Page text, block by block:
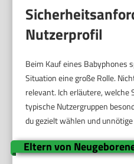
Nutzerprofil
Beim Kauf eines Babyphones
Situation eine große Rolle.
relevant. Ich erläutere,
typische Nutzergruppen
du gezielt wählen und
Eltern von